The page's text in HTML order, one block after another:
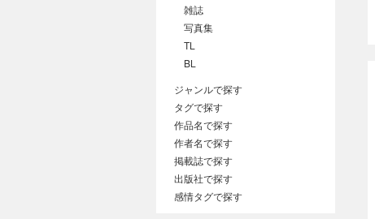
雑誌
写真集
TL
BL
ジャンルで探す
タグで探す
作品名で探す
作者名で探す
掲載誌で探す
出版社で探す
感情タグで探す